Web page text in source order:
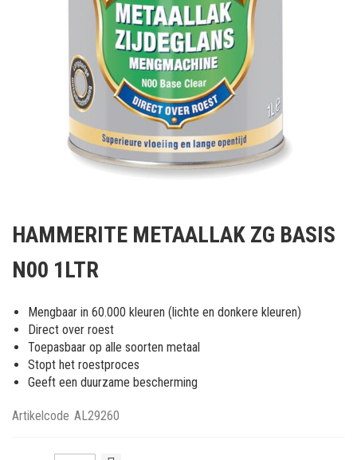
het
van
afbeeldingen-
gallerij
HAMMERITE METAALLAK ZG BASIS
N00 1LTR
Mengbaar in 60.000 kleuren (lichte en donkere kleuren)
Direct over roest
Toepasbaar op alle soorten metaal
Stopt het roestproces
Geeft een duurzame bescherming
Artikelcode AL29260